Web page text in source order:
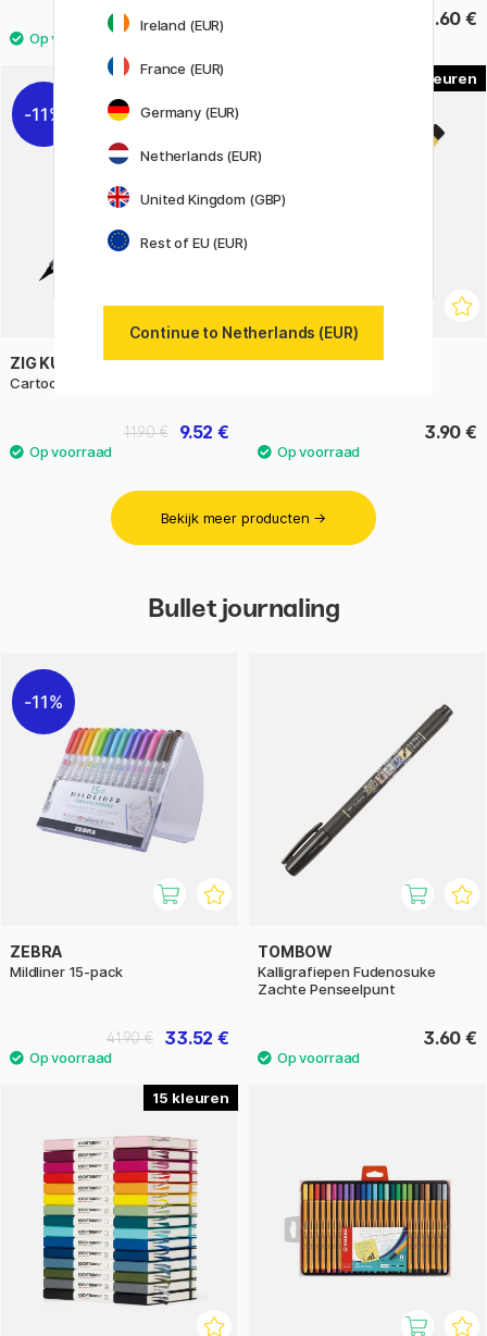
4.60 € 3.60 €
11%
ZIG KURETAKE
Cartoonist Brush Pen No. 22
9.52 €
11.90 €
FABER-CASTELL
3.90 €
Bekijk meer producten →
Bullet journaling
11%
ZEBRA
Mildliner 15-pack
33.52 €
41.90 €
TOMBOW
Kalligrafiepen Fudenosuke
Zachte Penseelpunt
3.60 €
15
Ireland (EUR)
France (EUR)
Germany (EUR)
Netherlands (EUR)
United Kingdom (GBP)
Rest of EU (EUR)
Continue to Netherlands (EUR)